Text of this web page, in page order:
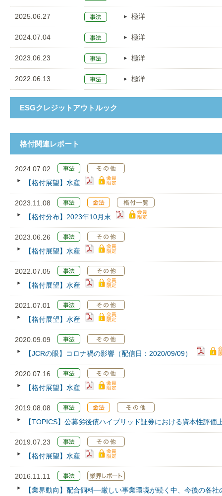
2025.06.27 極洋
2024.07.04 極洋
2023.06.23 極洋
2022.06.13 極洋
ESGクレジットアウトルック
格付関連レポート
2024.07.02
【格付展望】水産
2023.11.08
【格付分布】2023年10月末
2023.06.26
【格付展望】水産
2022.07.05
【格付展望】水産
2021.07.01
【格付展望】水産
2020.09.09
【JCRの眼】コロナ禍の影響（配信日：2020/09/09）
2020.07.16
【格付展望】水産
2019.08.08
【TOPICS】公募劣後債ハイブリッド証券における資本性評価
2019.07.23
【格付展望】水産
2016.11.11
【業界動向】配合飼料―厳しい事業環境が続く中、今後の各